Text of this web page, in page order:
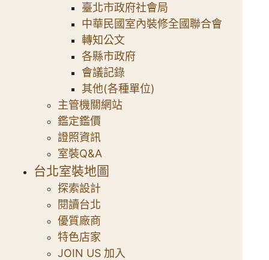
臺北市政府社會局
中華民國室內裝修全國聯合會
轉知公文
各縣市政府
會議記錄
其他(各種單位)
主管機關網站
鑑定鑑價
證照資訊
室裝Q&A
台北室裝地圖
探索設計
閱讀台北
優質廠商
特色店家
JOIN US 加入